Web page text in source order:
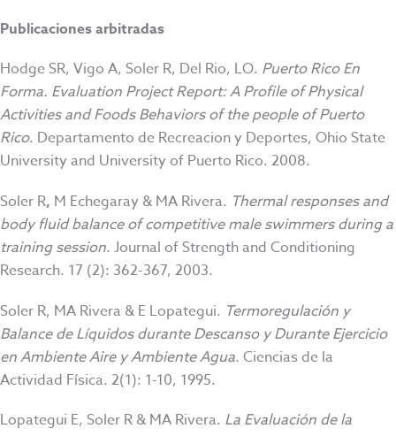
Publicaciones arbitradas
Hodge SR, Vigo A, Soler R, Del Rio, LO. Puerto Rico En
Forma. Evaluation Project Report: A Profile of Physical
Activities and Foods Behaviors of the people of Puerto
Rico. Departamento de Recreacion y Deportes, Ohio State
University and University of Puerto Rico. 2008.
Soler R, M Echegaray & MA Rivera. Thermal responses and
body fluid balance of competitive male swimmers during a
training session. Journal of Strength and Conditioning
Research. 17 (2): 362-367, 2003.
Soler R, MA Rivera & E Lopategui. Termoregulación y
Balance de Líquidos durante Descanso y Durante Ejercicio
en Ambiente Aire y Ambiente Agua. Ciencias de la
Actividad Física. 2(1): 1-10, 1995.
Lopategui E, Soler R & MA Rivera. La Evaluación de la